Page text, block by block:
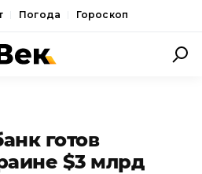
Погода Гороскоп
готов
$3 млрд